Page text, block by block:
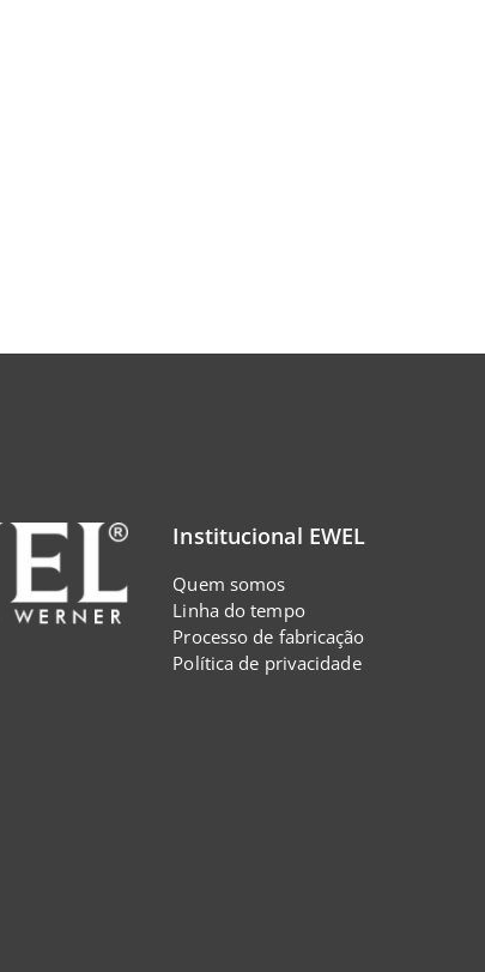
Institucional EWEL
Quem somos
Linha do tempo
Processo de fabricação
Política de privacidade